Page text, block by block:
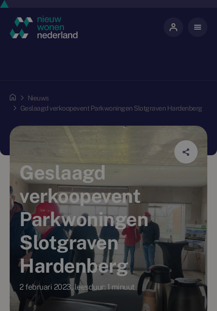
Nieuws
Geslaagd verkoopevent Parkwoningen Slotgraven Hardenberg
Geslaagd
verkoopevent
Parkwoningen
Slotgraven
Hardenberg
2 februari 2023, leesduur: 1 minuut